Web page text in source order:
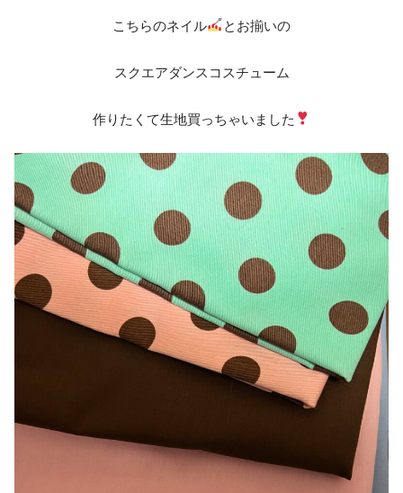
こちらのネイル とお揃いの
スクエアダンスコスチューム
作りたくて生地買っちゃいました